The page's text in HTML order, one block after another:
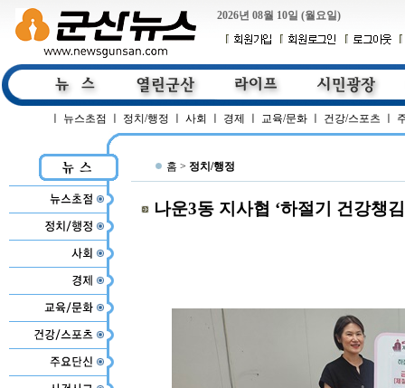
2026년 08월 10일 (월요일)
뉴스초점 정치/행정 사회 경제 교육/문화 건강/스포츠
홈 > 정치/행정
나운3동 지사협 ‘하절기 건강챙